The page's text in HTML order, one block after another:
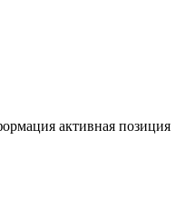
активная позиция